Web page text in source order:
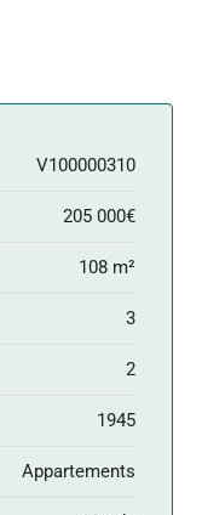
V100000310
205 000€
108 m²
3
2
1945
Appartements